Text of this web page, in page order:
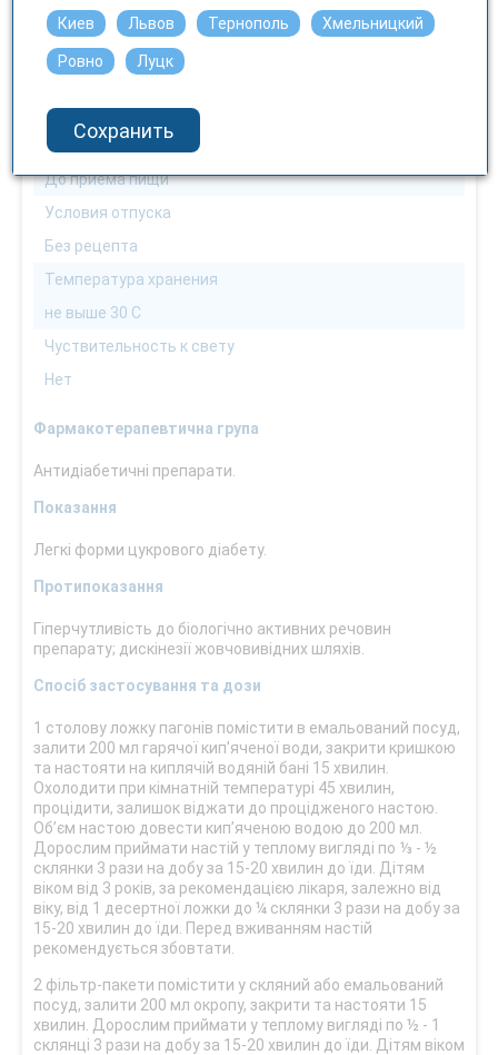
Можно водителям
Можно
Способ применения
Внутренне
Взаимодействие с пищей
До приема пищи
Условия отпуска
Без рецепта
Температура хранения
не выше 30 С
Чуствительность к свету
Нет
Фармакотерапевтична група
Антидіабетичні препарати.
Показання
Легкі форми цукрового діабету.
Протипоказання
Гіперчутливість до біологічно активних речовин
препарату; дискінезії жовчовивідних шляхів.
Спосіб застосування та дози
1 столову ложку пагонів помістити в емальований посуд,
залити 200 мл гарячої кип’яченої води, закрити кришкою
та настояти на киплячій водяній бані 15 хвилин.
Охолодити при кімнатній температурі 45 хвилин,
процідити, залишок віджати до процідженого настою.
Об’єм настою довести кип’яченою водою до 200 мл.
Дорослим приймати настій у теплому вигляді по ⅓ - ½
склянки 3 рази на добу за 15-20 хвилин до їди. Дітям
віком від 3 років, за рекомендацією лікаря, залежно від
віку, від 1 десертної ложки до ¼ склянки 3 рази на добу за
15-20 хвилин до їди. Перед вживанням настій
рекомендується збовтати.
2 фільтр-пакети помістити у скляний або емальований
посуд, залити 200 мл окропу, закрити та настояти 15
хвилин. Дорослим приймати у теплому вигляді по ½ - 1
склянці 3 рази на добу за 15-20 хвилин до їди. Дітям віком
Киев Львов Тернополь Хмельницкий
Ровно Луцк
Сохранить